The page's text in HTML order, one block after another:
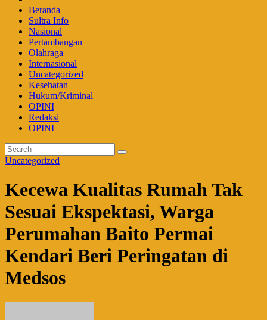
Beranda
Sultra Info
Nasional
Pertambangan
Olahraga
Internasional
Uncategorized
Kesehatan
Hukum/Kriminal
OPINI
Redaksi
OPINI
Uncategorized
Kecewa Kualitas Rumah Tak
Sesuai Ekspektasi, Warga
Perumahan Baito Permai
Kendari Beri Peringatan di
Medsos